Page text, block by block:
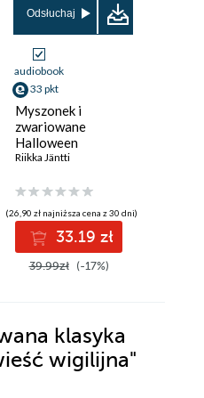
Odsłuchaj
audiobook
33 pkt
Myszonek i
zwariowane
Halloween
Riikka Jäntti
(26,90 zł najniższa cena z 30 dni)
33.19 zł
39.99zł (-17%)
klasyka
wigilijna"